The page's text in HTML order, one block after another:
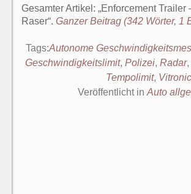
Gesamter Artikel:
Enforcement Trailer
Raser . Ganzer Beitrag (342 Wörter, 1
Tags:Autonome
Geschwindigkeitslimit, Polizei, Radar,
Tempolimit, Vitronic
Veröffentlicht in Auto